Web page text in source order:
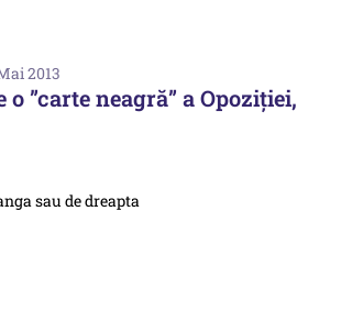
2013
o ”carte neagră” a Opoziției,